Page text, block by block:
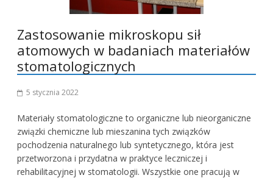
Zastosowanie mikroskopu sił
atomowych w badaniach materiałów
stomatologicznych
5 stycznia 2022
Materiały stomatologiczne to organiczne lub nieorganiczne
związki chemiczne lub mieszanina tych związków
pochodzenia naturalnego lub syntetycznego, która jest
przetworzona i przydatna w praktyce leczniczej i
rehabilitacyjnej w stomatologii. Wszystkie one pracują w